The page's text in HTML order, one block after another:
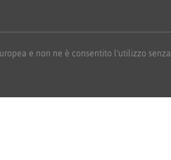
e non ne è consentito l'utilizzo senza